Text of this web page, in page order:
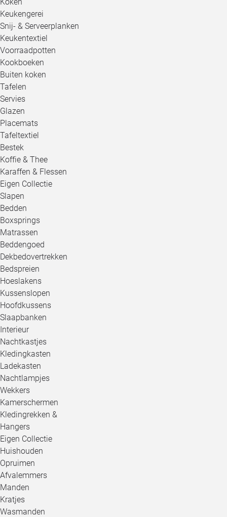
Keukengerei
Snij- & Serveerplanken
Keukentextiel
Voorraadpotten
Kookboeken
Buiten koken
Tafelen
Servies
Glazen
Placemats
Tafeltextiel
Bestek
Koffie & Thee
Karaffen & Flessen
Eigen Collectie
Slapen
Bedden
Boxsprings
Matrassen
Beddengoed
Dekbedovertrekken
Bedspreien
Hoeslakens
Kussenslopen
Hoofdkussens
Slaapbanken
Interieur
Nachtkastjes
Kledingkasten
Ladekasten
Nachtlampjes
Wekkers
Kamerschermen
Kledingrekken &
Hangers
Eigen Collectie
Huishouden
Opruimen
Afvalemmers
Manden
Kratjes
Wasmanden